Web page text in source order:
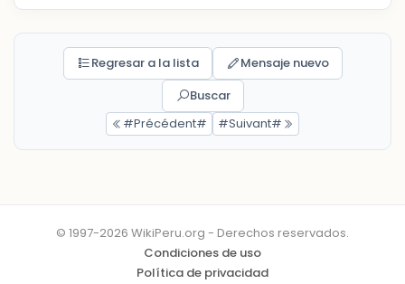
Regresar a la lista
Mensaje nuevo
Buscar
#Précédent#
#Suivant#
© 1997-2026 WikiPeru.org - Derechos reservados.
Condiciones de uso
Política de privacidad